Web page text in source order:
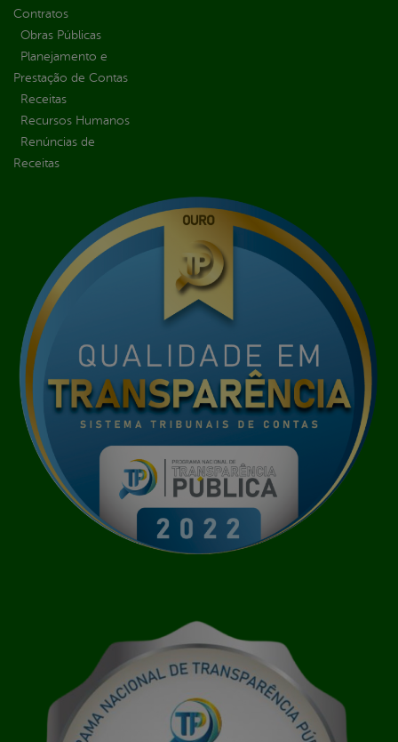
Contratos
Obras Públicas
Planejamento e
Prestação de Contas
Receitas
Recursos Humanos
Renúncias de
Receitas